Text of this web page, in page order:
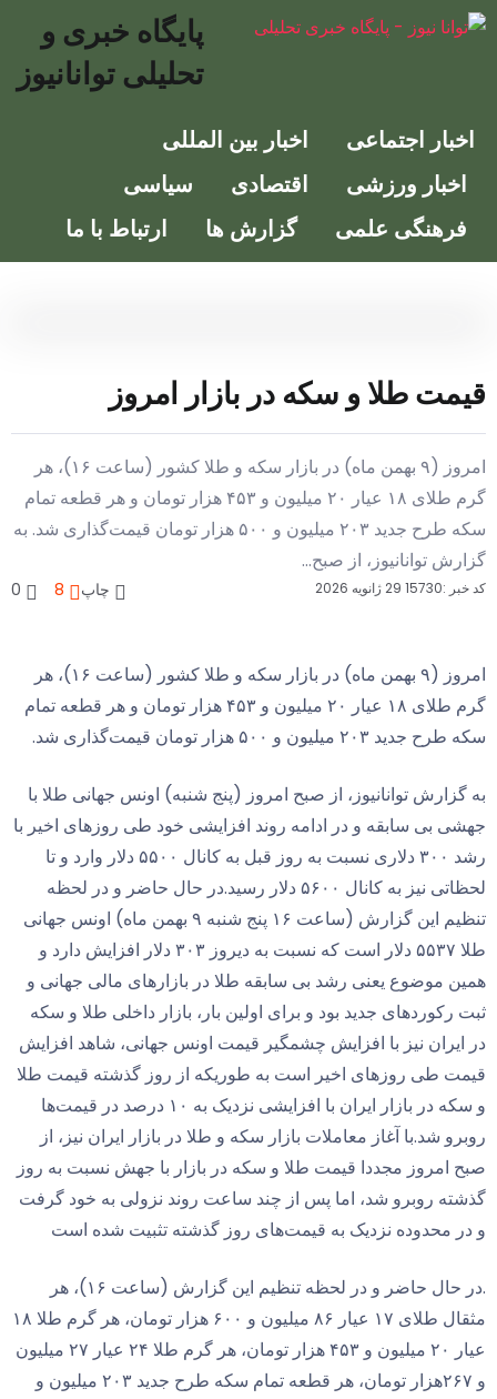
پایگاه خبری و
تحلیلی توانانیوز
اجتماعی
اخبار بین المللی
ورزشی
اقتصادی
سیاسی
علمی
گزارش ها ارتباط با ما
طلا و سکه در بازار امروز
امروز (۹ بهمن ماه) در بازار سکه و طلا کشور (ساعت ۱۶)، هر
گرم طلای ۱۸ عیار ۲۰ میلیون و ۴۵۳ هزار تومان و هر قطعه تمام
سکه طرح جدید ۲۰۳ میلیون و ۵۰۰ هزار تومان قیمت‌گذاری شد. به
از صبح...
29 ژانویه 2026 8
0
امروز (۹ بهمن ماه) در بازار سکه و طلا کشور (ساعت ۱۶)، هر
گرم طلای ۱۸ عیار ۲۰ میلیون و ۴۵۳ هزار تومان و هر قطعه تمام
۵۰۰ هزار تومان قیمت‌گذاری شد.
توانانیوز، از صبح امروز (پنج شنبه) اونس جهانی طلا با
سابقه و در ادامه روند افزایشی خود طی روزهای اخیر با
رشد ۳۰۰ دلاری نسبت به روز قبل به کانال ۵۵۰۰ دلار وارد و تا
لحظاتی نیز به کانال ۵۶۰۰ دلار رسید.در حال حاضر و در لحظه
تنظیم این گزارش (ساعت ۱۶ پنج شنبه ۹ بهمن ماه) اونس جهانی
طلا ۵۵۳۷ دلار است که نسبت به دیروز ۳۰۳ دلار افزایش دارد و
یعنی رشد بی سابقه طلا در بازارهای مالی جهانی و
جدید بود و برای اولین بار، بازار داخلی طلا و سکه
نیز با افزایش چشمگیر قیمت اونس جهانی، شاهد افزایش
روزهای اخیر است به طوریکه از روز گذشته قیمت طلا
و سکه در بازار ایران با افزایشی نزدیک به ۱۰ درصد در قیمت‌ها
آغاز معاملات بازار سکه و طلا در بازار ایران نیز، از
مجددا قیمت طلا و سکه در بازار با جهش نسبت به روز
شد، اما پس از چند ساعت روند نزولی به خود گرفت
نزدیک به قیمت‌های روز گذشته تثبیت شده است
.در حال حاضر و در لحظه تنظیم این گزارش (ساعت ۱۶)، هر
مثقال طلای ۱۷ عیار ۸۶ میلیون و ۶۰۰ هزار تومان، هر گرم طلا ۱۸
عیار ۲۰ میلیون و ۴۵۳ هزار تومان، هر گرم طلا ۲۴ عیار ۲۷ میلیون
و ۲۶۷هزار تومان، هر قطعه تمام سکه طرح جدید ۲۰۳ میلیون و